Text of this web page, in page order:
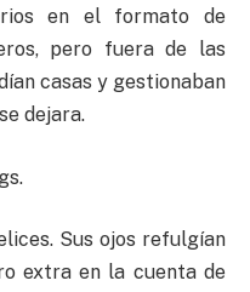
en el formato de
pero fuera de las
casas y gestionaban
dejara.
Sus ojos refulgían
extra en la cuenta de